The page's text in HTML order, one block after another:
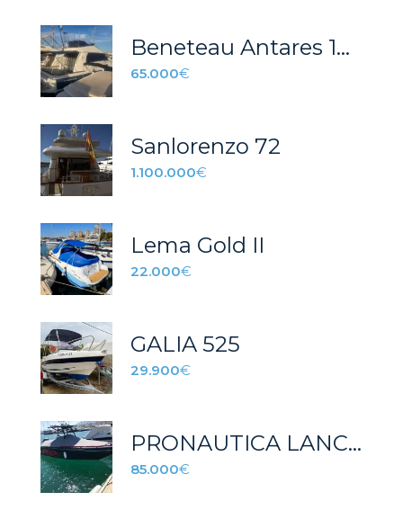
Beneteau Antares 1080
65.000€
Sanlorenzo 72
1.100.000€
Lema Gold II
22.000€
GALIA 525
29.900€
PRONAUTICA LANCHA RAPIDA
85.000€